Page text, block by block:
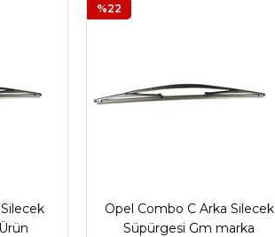
Opel Combo C Arka Silecek
Süpürgesi Gm marka
%22